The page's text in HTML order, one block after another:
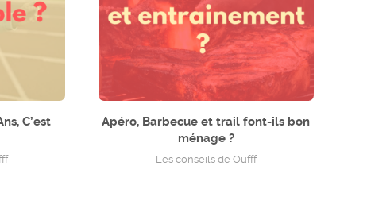
C’est
Apéro, Barbecue et trail font-ils bon
ménage ?
Les conseils de Oufff